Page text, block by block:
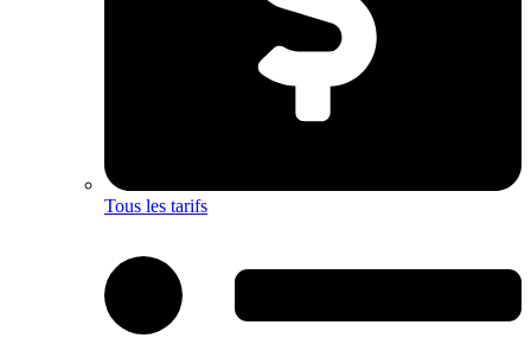
Tous les tarifs